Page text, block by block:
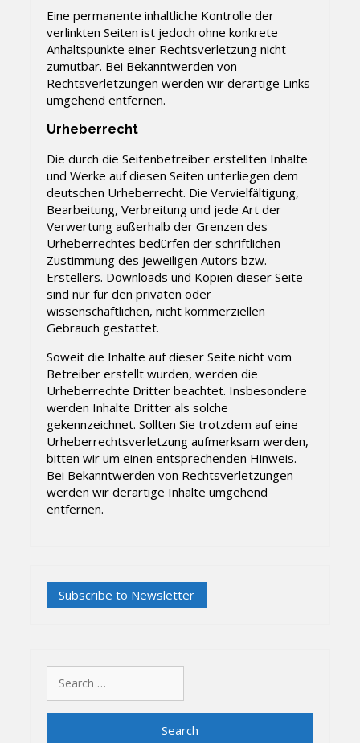
Eine permanente inhaltliche Kontrolle der
verlinkten Seiten ist jedoch ohne konkrete
Anhaltspunkte einer Rechtsverletzung nicht
zumutbar. Bei Bekanntwerden von
Rechtsverletzungen werden wir derartige Links
umgehend entfernen.
Urheberrecht
Die durch die Seitenbetreiber erstellten Inhalte
und Werke auf diesen Seiten unterliegen dem
deutschen Urheberrecht. Die Vervielfältigung,
Bearbeitung, Verbreitung und jede Art der
Verwertung außerhalb der Grenzen des
Urheberrechtes bedürfen der schriftlichen
Zustimmung des jeweiligen Autors bzw.
Erstellers. Downloads und Kopien dieser Seite
sind nur für den privaten oder
wissenschaftlichen, nicht kommerziellen
Gebrauch gestattet.
Soweit die Inhalte auf dieser Seite nicht vom
Betreiber erstellt wurden, werden die
Urheberrechte Dritter beachtet. Insbesondere
werden Inhalte Dritter als solche
gekennzeichnet. Sollten Sie trotzdem auf eine
Urheberrechtsverletzung aufmerksam werden,
bitten wir um einen entsprechenden Hinweis.
Bei Bekanntwerden von Rechtsverletzungen
werden wir derartige Inhalte umgehend
entfernen.
for: